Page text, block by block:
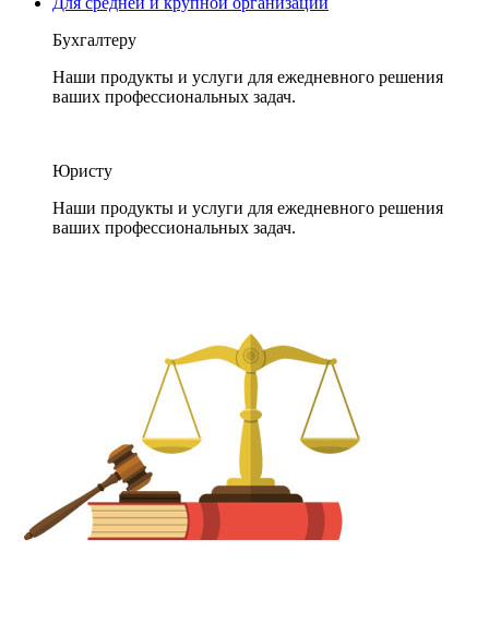
Бухгалтеру
Наши продукты и услуги для ежедневного решения
ваших профессиональных задач.
Юристу
Наши продукты и услуги для ежедневного решения
ваших профессиональных задач.